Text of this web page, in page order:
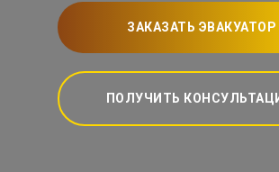
ЗАКАЗАТЬ ЭВАКУАТОР
ПОЛУЧИТЬ